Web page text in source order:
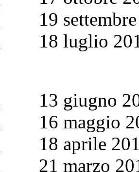
19 settembre
18 luglio
13 giugno
16 maggio
18 aprile
21 marzo